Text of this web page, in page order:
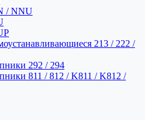
/ NNU
213 / 222 /
292 / 294
811 / 812 / K811 / K812 /